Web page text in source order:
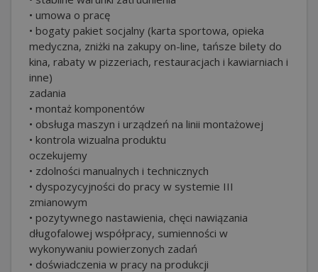
• umowa o pracę
• bogaty pakiet socjalny (karta sportowa, opieka
medyczna, zniżki na zakupy on-line, tańsze bilety do
kina, rabaty w pizzeriach, restauracjach i kawiarniach i
inne)
zadania
• montaż komponentów
• obsługa maszyn i urządzeń na linii montażowej
• kontrola wizualna produktu
oczekujemy
• zdolności manualnych i technicznych
• dyspozycyjności do pracy w systemie III
zmianowym
• pozytywnego nastawienia, chęci nawiązania
długofalowej współpracy, sumienności w
wykonywaniu powierzonych zadań
• doświadczenia w pracy na produkcji